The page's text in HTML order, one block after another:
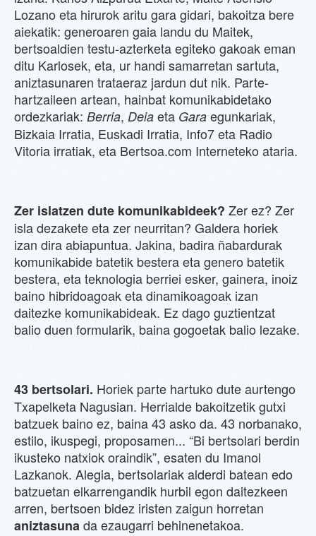
Lozano eta hirurok aritu gara gidari, bakoitza bere
aiekatik: generoaren gaia landu du Maitek,
bertsoaldien testu-azterketa egiteko gakoak eman
ditu Karlosek, eta, ur handi samarretan sartuta,
aniztasunaren trataeraz jardun dut nik. Parte-
hartzaileen artean, hainbat komunikabidetako
ordezkariak: Berria, Deia eta Gara egunkariak,
Bizkaia Irratia, Euskadi Irratia, Info7 eta Radio
Vitoria irratiak, eta Bertsoa.com Interneteko ataria.
Zer islatzen dute komunikabideek? Zer ez? Zer
isla dezakete eta zer neurritan? Galdera horiek
izan dira abiapuntua. Jakina, badira ñabardurak
komunikabide batetik bestera eta genero batetik
bestera, eta teknologia berriei esker, gainera, inoiz
baino hibridoagoak eta dinamikoagoak izan
daitezke komunikabideak. Ez dago guztientzat
balio duen formularik, baina gogoetak balio lezake.
43 bertsolari. Horiek parte hartuko dute aurtengo
Txapelketa Nagusian. Herrialde bakoitzetik gutxi
batzuek baino ez, baina 43 asko da. 43 norbanako,
estilo, ikuspegi, proposamen... “Bi bertsolari berdin
ikusteko natxiok oraindik”, esaten du Imanol
Lazkanok. Alegia, bertsolariak alderdi batean edo
batzuetan elkarrengandik hurbil egon daitezkeen
arren, bertsoen bidez iristen zaigun horretan
aniztasunada ezaugarri behinenetakoa.